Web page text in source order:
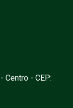
Centro - CEP: